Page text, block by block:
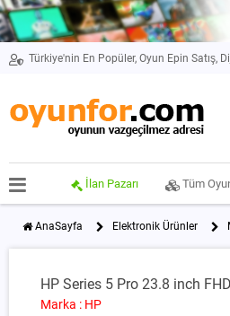
Türkiye'nin En Popüler, Oyun Epin Satış,
İlan Pazarı Tüm
AnaSayfa Elektronik Ürünler
HP Series 5 Pro 23.8 inch
Marka : HP